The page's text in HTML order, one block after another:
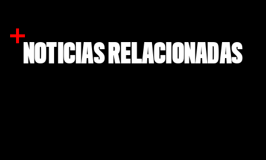
NOTICIAS RELACIONADAS